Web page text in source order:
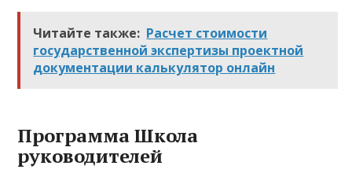
Читайте также: Расчет стоимости
государственной экспертизы проектной
документации калькулятор онлайн
Программа Школа
руководителей